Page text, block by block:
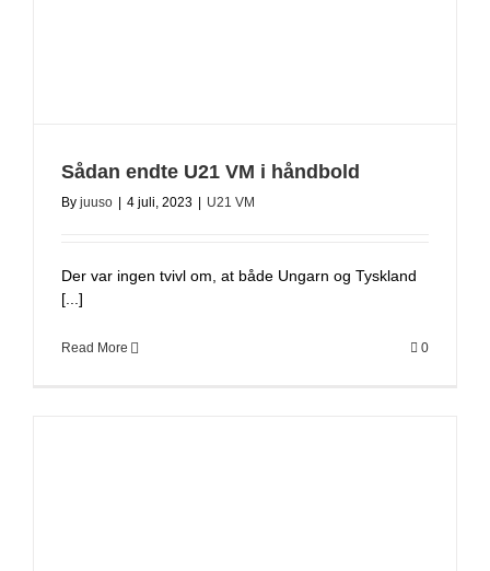
Sådan endte U21 VM i håndbold
By juuso 4 juli, 2023 U21 VM
Der var ingen tvivl om, at både Ungarn og Tyskland
[...]
Read More 0